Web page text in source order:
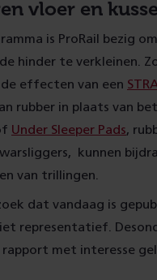
vloer en
is ProRail bezig
hinder te verkleinen.
effecten van een
rubber in plaats van
Under Sleeper Pads,
kunnen
van trillingen.
dat vandaag is
representatief.
rapport met interesse